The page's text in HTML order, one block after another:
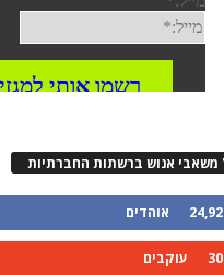
משאבי אנוש ברשתות החברתיות
אוהדים
עוקבים